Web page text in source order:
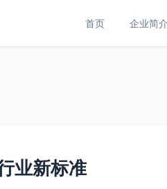
首页 企业简介
业新标准